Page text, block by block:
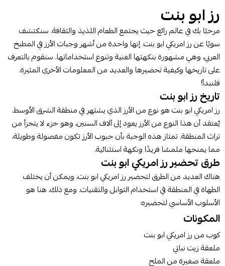
رز ابو بنت
مرحبًا بك في عالم رائع حيث يجتمع الطعام اللذيذ والثقافة. سنكتشف
سويًا عن رز امريكي ابو بنت. إنها واحدة من أشهر وجبات الأرز في المطبخ
العربي، وهي مشهورة بنكهتها الغنية وتنوع استخداماتها. سنقوم بالتعرف
على تاريخها وكيفية تحضيرها والعديد من المعلومات الأخرى المثيرة.
فلنبدأ!
تاريخ رز ابو بنت
رز امريكي ابو بنت هو نوع من الأرز الذي يشتهر في منطقة الشرق الأوسط.
يُعتقد أن هذا النوع من الأرز يعود إلى آلاف السنين، وهو جزء لا يتجزأ من
تراث المنطقة. تمتاز هذه الوجبة بأن حبوب الأرز تكون مفصولة وطويلة،
مما يمنحها ملمسًا فريدًا ونكهة استثنائية.
طرق تحضير رز امريكي ابو بنت
هناك العديد من الطرق لتحضير رز امريكي ابو بنت، ويمكن أن يختلف
الطهاة في المنطقة في استخدام التوابل والتقنيات. ومع ذلك، هنا هو
الأسلوب الأساسي لتحضيره:
المكونات
كوب من رز امريكي ابو بنت
ملعقة زيت نباتي
ملعقة صغيرة من الملح